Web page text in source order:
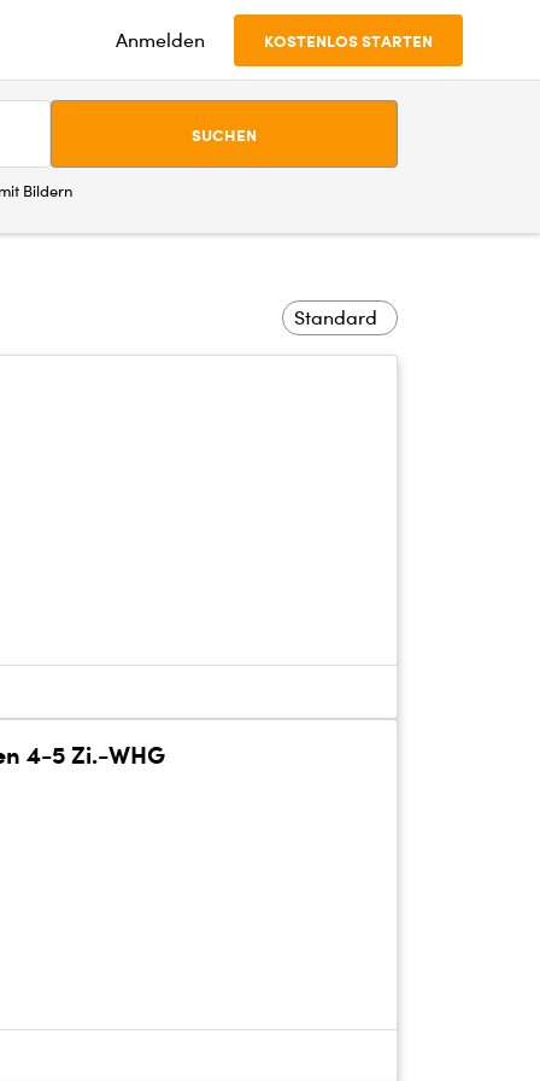
Anmelden KOSTENLOS STARTEN
SUCHEN
Bildern
Standard
4-5 Zi.-WHG